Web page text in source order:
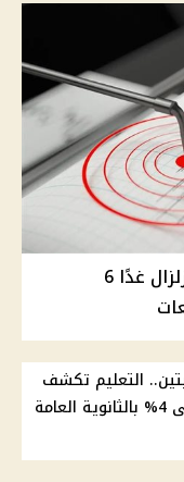
البحوث الفلكية تحسم مزاعم وقوع زلزال غدًا 6
التعليم تكشف